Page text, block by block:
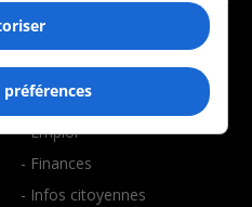
- Affaires
- Art de vivre
- Bien-être
- Emploi
- Finances
- Infos citoyennes
préférences